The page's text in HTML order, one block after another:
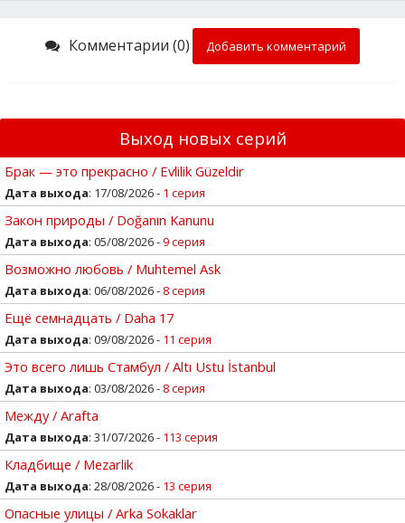
Комментарии (0) Добавить комментарий
Выход новых серий
Брак — это прекрасно / Evlilik Güzeldir
Дата выхода: 17/08/2026 - 1 серия
Закон природы / Doğanın Kanunu
Дата выхода: 05/08/2026 -9 серия
Возможно любовь / Muhtemel Ask
Дата выхода: 06/08/2026 - 8 серия
Ещё семнадцать / Daha 17
Дата выхода: 09/08/2026 - 11 серия
Это всего лишь Стамбул / Altı Ustu İstanbul
Дата выхода: 03/08/2026 - 8 серия
Между / Arafta
Дата выхода: 31/07/2026 - 113 серия
Кладбище / Mezarlik
Дата выхода: 28/08/2026 - 13 серия
Опасные улицы / Arka Sokaklar